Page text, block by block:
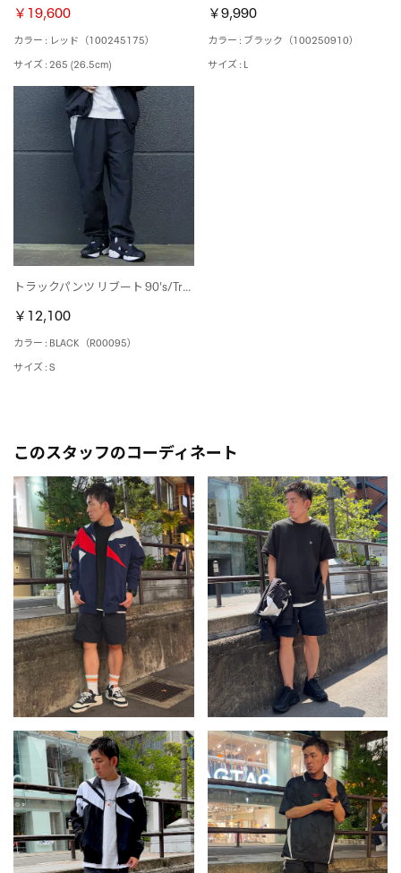
￥19,600
カラー : レッド（100245175）
サイズ : 265 (26.5cm)
￥9,990
カラー : ブラック（100250910）
サイズ : L
トラックパンツ リブート 90's/Track Pants REBOOT 90’s （BLACK）
￥12,100
カラー : BLACK（R00095）
サイズ : S
このスタッフのコーディネート